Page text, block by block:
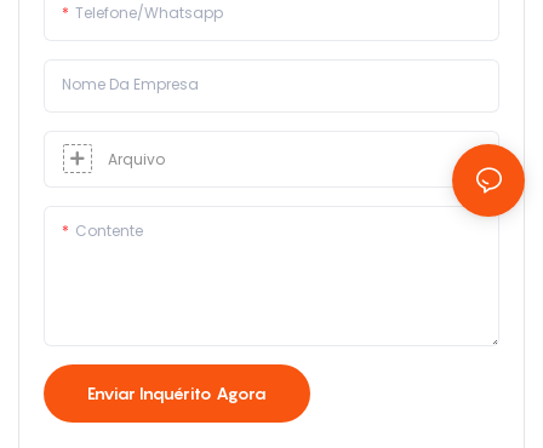
Telefone/whatsapp
Nome Da Empresa
Arquivo
Contente
Enviar Inquérito Agora